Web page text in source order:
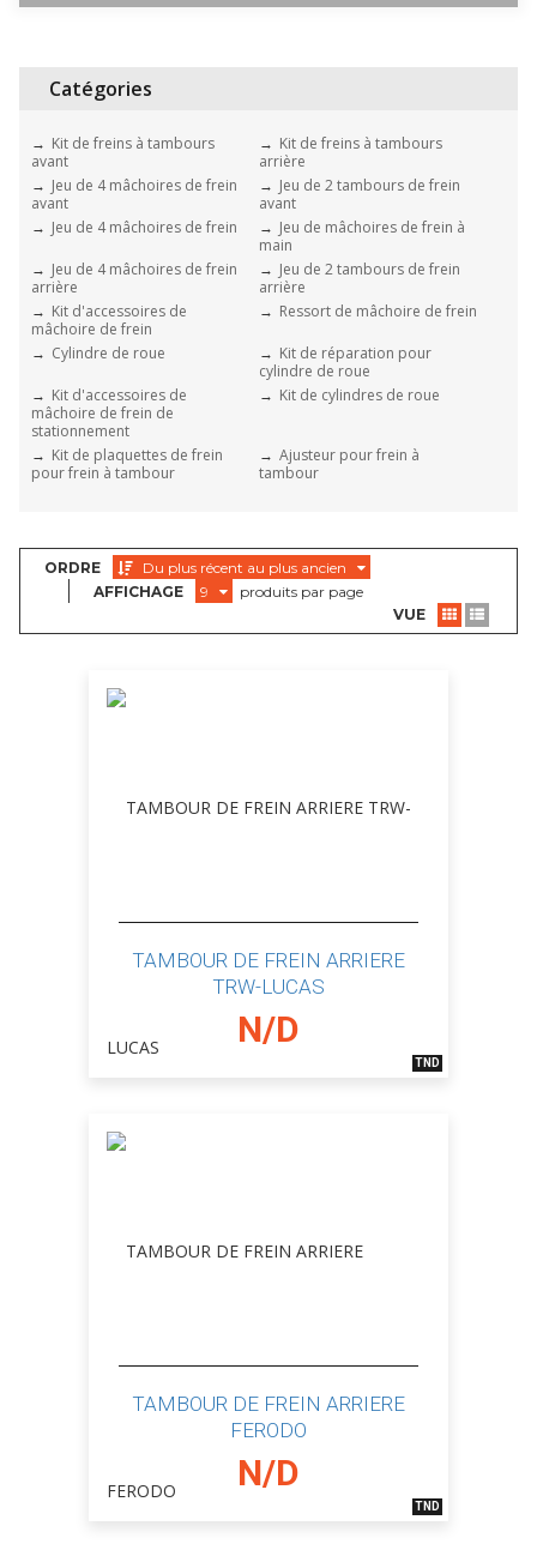
Catégories
Kit de freins à tambours
avant
Kit de freins à tambours
arrière
Jeu de 4 mâchoires de frein
avant
Jeu de 2 tambours de frein
avant
Jeu de 4 mâchoires de frein
Jeu de mâchoires de frein à
main
Jeu de 4 mâchoires de frein
arrière
Jeu de 2 tambours de frein
arrière
Kit d'accessoires de
mâchoire de frein
Ressort de mâchoire de frein
Cylindre de roue
Kit de réparation pour
cylindre de roue
Kit d'accessoires de
mâchoire de frein de
stationnement
Kit de cylindres de roue
Kit de plaquettes de frein
pour frein à tambour
Ajusteur pour frein à
tambour
ORDRE
Du plus récent au plus ancien
AFFICHAGE
9
produits par page
VUE
TAMBOUR DE FREIN ARRIERE
TRW-LUCAS
N/D
TND
TAMBOUR DE FREIN ARRIERE
FERODO
N/D
TND